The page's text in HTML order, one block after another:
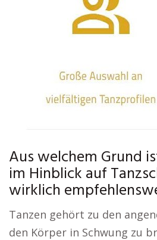
Aus welchem Grund
im Hinblick auf
wirklich
Tanzen gehört zu den
den Körper in Schwung zu